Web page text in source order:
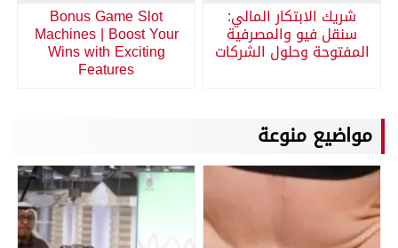
شريك الابتكار المالي:
سنقل فيو والمصرفية
المفتوحة وحلول الشركات
Bonus Game Slot
Machines | Boost Your
Wins with Exciting
Features
مواضيع منوعة